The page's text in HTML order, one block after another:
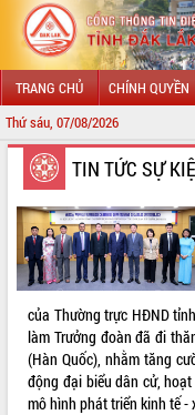
TRANG CHỦ CHÍNH QUYỀN
Thứ sáu, 07/08/2026
GIỚI THIỆU
LÃNH ĐẠO UBND TỈNH
TIN TỨC SỰ KIỆN
UBND CÁC XÃ, PHƯỜNG
THÔNG TIN CHỈ ĐẠO ĐIỀU HÀNH
TIN TỨC SỰ
của Thường trực HĐND
làm Trưởng đoàn đã đi
(Hàn Quốc), nhằm tăng
động đại biểu dân cử,
mô hình phát triển kinh tế